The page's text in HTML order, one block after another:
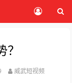
威武短视频